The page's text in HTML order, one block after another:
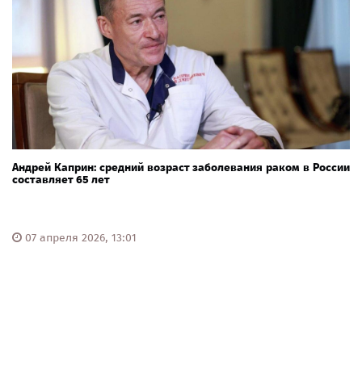
Андрей Каприн: средний возраст заболевания раком в России
составляет 65 лет
07 апреля 2026, 13:01